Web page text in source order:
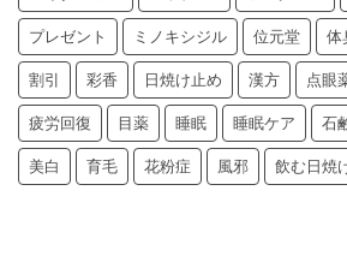
プレゼント ミノキシジル 位元堂 体
割引 彩香 日焼け止め 漢方 点眼
疲労回復 目薬 睡眠 睡眠ケア 石
美白 育毛 花粉症 風邪 飲む日焼